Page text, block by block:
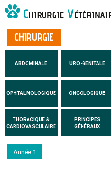
CHIRURGIE
ABDOMINALE URO-GÉNITALE
OPHTALMOLOGIQUE ONCOLOGIQUE
THORACIQUE &
CARDIOVASCULAIRE
PRINCIPES
GÉNÉRAUX
Année 1